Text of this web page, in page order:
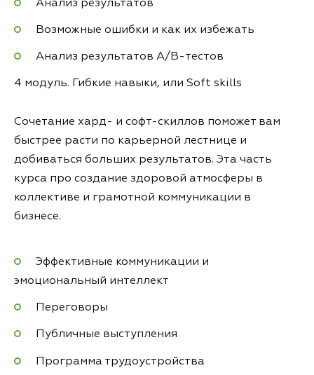
Анализ результатов
Возможные ошибки и как их избежать
Анализ результатов А/B-тестов
4 модуль. Гибкие навыки, или Soft skills
Сочетание хард- и софт-скиллов поможет вам
быстрее расти по карьерной лестнице и
добиваться больших результатов. Эта часть
курса про создание здоровой атмосферы в
коллективе и грамотной коммуникации в
бизнесе.
Эффективные коммуникации и
эмоциональный интеллект
Переговоры
Публичные выступления
Программа трудоустройства